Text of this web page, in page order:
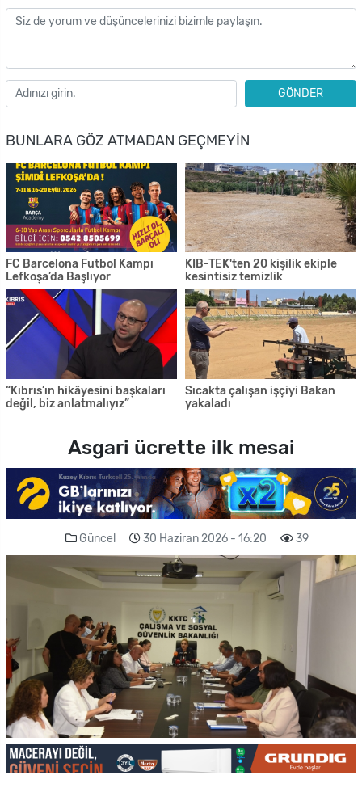
GÖNDER
BUNLARA GÖZ ATMADAN GEÇMEYIN
FC Barcelona Futbol Kampı
Lefkoşa’da Başlıyor
KIB-TEK'ten 20 kişilik ekiple
kesintisiz temizlik
“Kıbrıs’ın hikâyesini başkaları
değil, biz anlatmalıyız”
Sıcakta çalışan işçiyi Bakan
yakaladı
Asgari ücrette ilk mesai
Güncel 30 Haziran 2026 - 16:20 39